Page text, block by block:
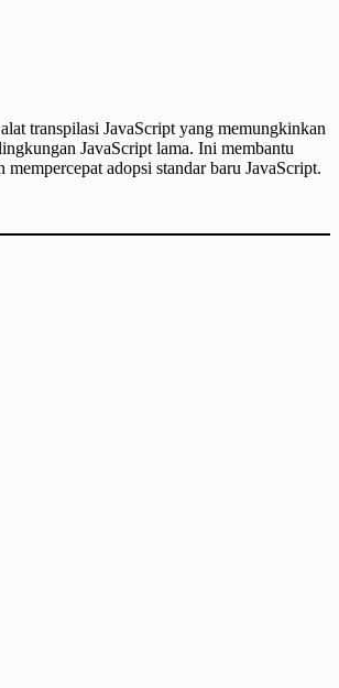
transpilasi JavaScript yang memungkinkan
JavaScript lama. Ini membantu
adopsi standar baru JavaScript.